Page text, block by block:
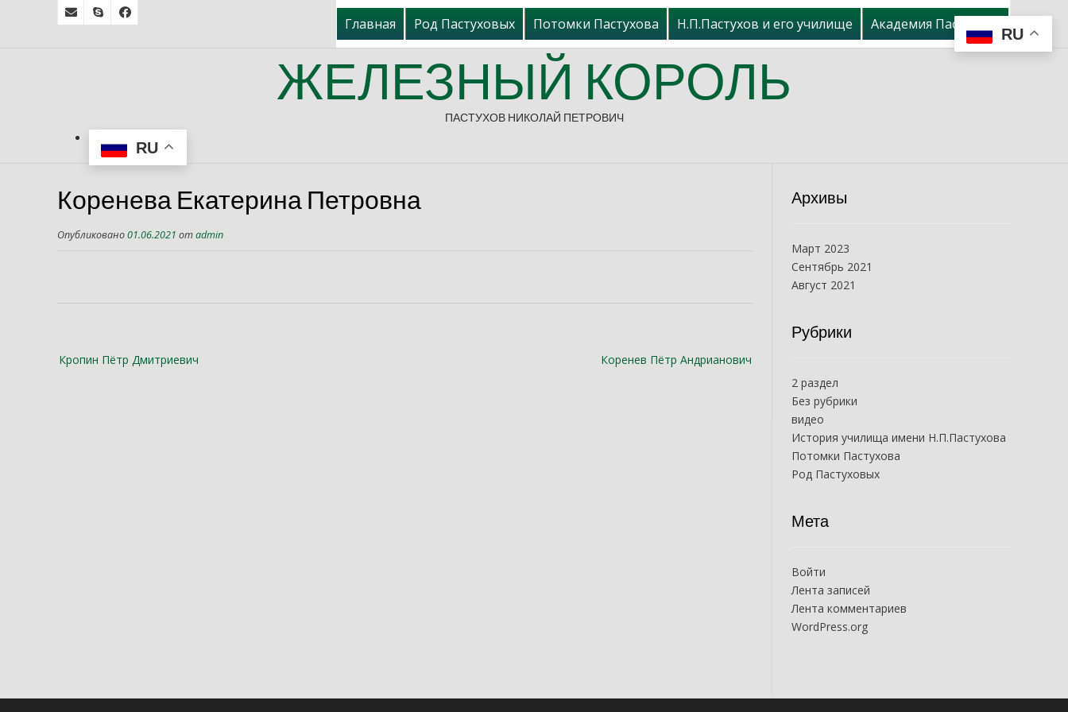
Главная Род Пастуховых Потомки Пастухова Н.П.Пастухов и его училище Академия Пастухова
ЖЕЛЕЗНЫЙ КОРОЛЬ
ПАСТУХОВ НИКОЛАЙ ПЕТРОВИЧ
RU
Коренева Екатерина Петровна
Опубликовано01.06.2021 отadmin
Коренев Пётр Андрианович
Кропин Пётр Дмитриевич
Архивы
Март 2023
Сентябрь 2021
Август 2021
Рубрики
2 раздел
Без рубрики
видео
История училища имени Н.П.Пастухова
Потомки Пастухова
Род Пастуховых
Мета
Войти
Лента записей
Лента комментариев
WordPress.org
RU